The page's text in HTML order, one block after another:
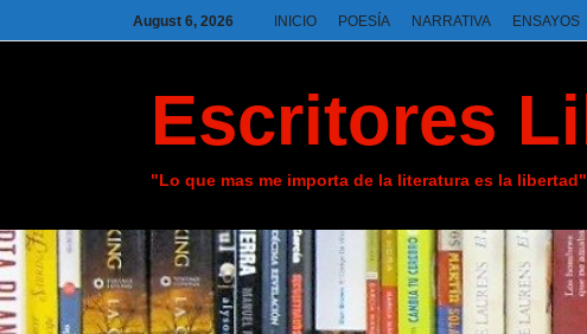
August 6, 2026 INICIO POESÍA NARRATIVA ENSAYOS
Escritores
"Lo que mas me importa de la literatura es la